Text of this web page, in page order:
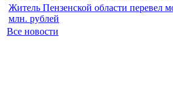
Житель Пензенской области перевел
млн. рублей
Все новости